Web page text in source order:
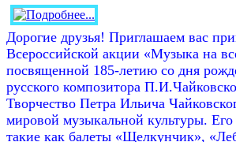
Дорогие друзья! Приглашаем вас
Всероссийской акции «Музыка на
посвященной 185-летию со дня
русского композитора
Творчество Петра Ильича
мировой музыкальной культуры. Его
такие как балеты «Щелкунчик»,